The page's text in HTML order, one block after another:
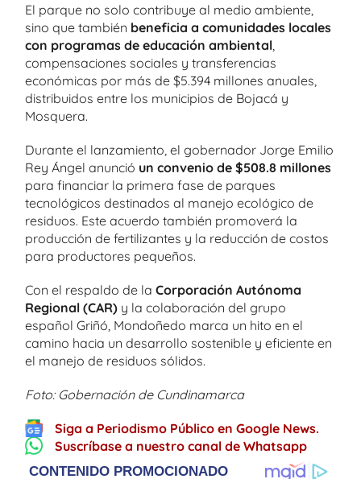
El parque no solo contribuye al medio ambiente,
sino que también beneficia a comunidades locales
con programas de educación ambiental
compensaciones sociales y transferencias
económicas por más de $5.394 millones anuales,
distribuidos entre los municipios de Bojacá y
Mosquera.
Durante el lanzamiento, el gobernador Jorge Emilio
Rey Ángel anunció un convenio de $508.8 millones
para financiar la primera fase de parques
tecnológicos destinados al manejo ecológico de
residuos. Este acuerdo también promoverá la
producción de fertilizantes y la reducción de costos
para productores pequeños.
Con el respaldo de la Corporación Autónoma
Regional (CAR) y la colaboración del grupo
español Griñó, Mondoñedo marca un hito en el
camino hacia un desarrollo sostenible y eficiente en
el manejo de residuos sólidos.
Foto: Gobernación de Cundinamarca
Siga a Periodismo Público en Google News.
Suscríbase a nuestro canal de Whatsapp